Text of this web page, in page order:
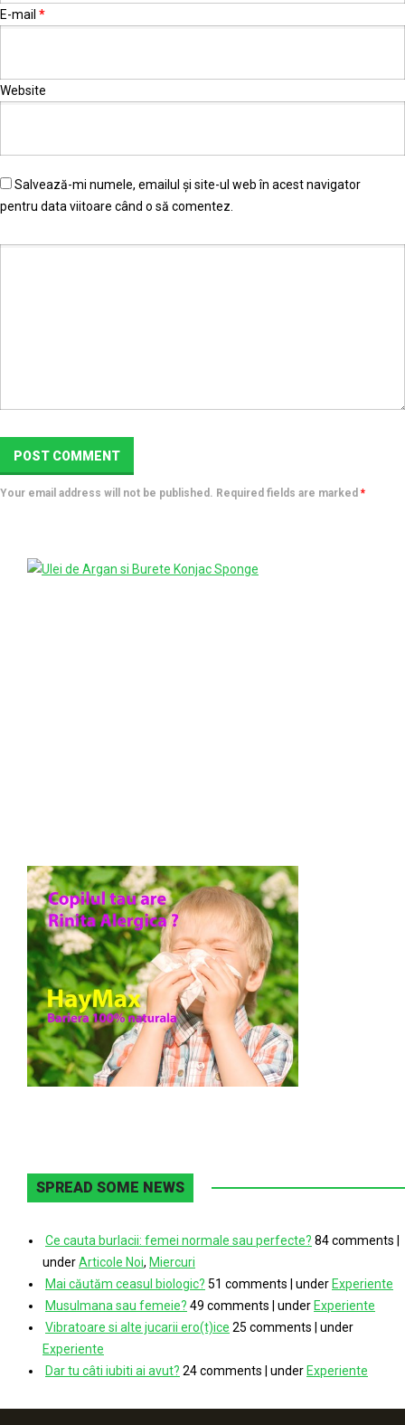
E-mail *
Website
Salvează-mi numele, emailul și site-ul web în acest navigator
pentru data viitoare când o să comentez.
Your email address will not be published. Required fields are marked *
SPREAD SOME NEWS
Ce cauta burlacii: femei normale sau perfecte? 84 comments
underArticole Noi, Miercuri
Mai căutăm ceasul biologic? 51 comments under Experiente
Musulmana sau femeie? 49 comments under Experiente
Vibratoare si alte jucarii ero(t)ice 25 comments
under
Experiente
Dar tu câti iubiti ai avut? 24 comments under Experiente